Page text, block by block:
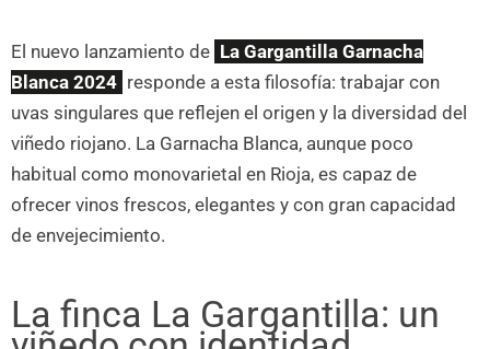
El nuevo lanzamiento de La Gargantilla Garnacha
Blanca 2024 responde a esta filosofía: trabajar con
uvas singulares que reflejen el origen y la diversidad del
viñedo riojano. La Garnacha Blanca, aunque poco
habitual como monovarietal en Rioja, es capaz de
ofrecer vinos frescos, elegantes y con gran capacidad
de envejecimiento.
La finca La Gargantilla: un